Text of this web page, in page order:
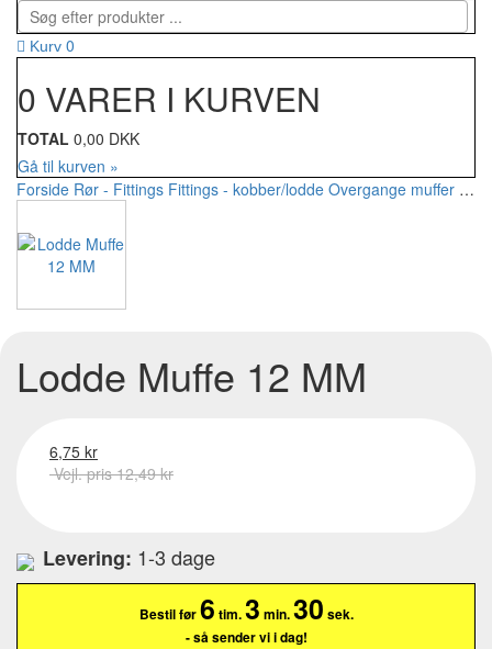
Kurv 0
0 VARER I KURVEN
TOTAL 0,00 DKK
Gå til kurven »
Forside Rør - Fittings Fittings - kobber/lodde Overgange muffer
Lodde Muffe 12 MM
6,75 kr
Vejl. pris 12,49 kr
Levering: 1-3 dage
Bestil før6 tim.3 min.29 sek.
- så sender vi i dag!